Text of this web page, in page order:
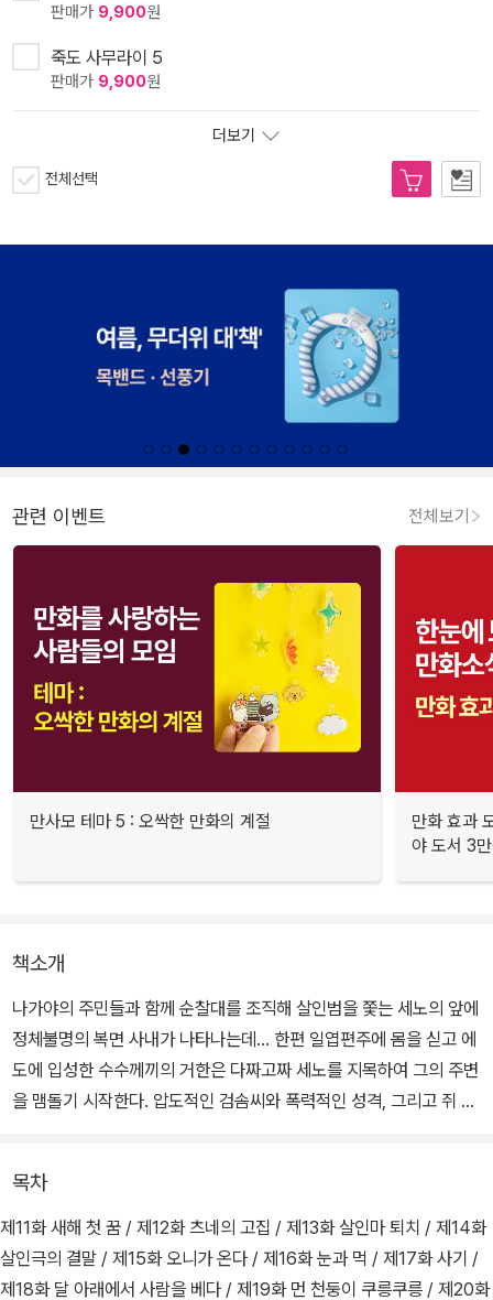
판매가 9,900원
죽도 사무라이 5
판매가 9,900원
더보기
전체선택
관련 이벤트 전체보기
만사모 테마 5 : 오싹한 만화의 계절
만화 효과
야 도서 3
책소개
나가야의 주민들과 함께 순찰대를 조직해 살인범을 쫓는 세노의 앞에
정체불명의 복면 사내가 나타나는데… 한편 일엽편주에 몸을 싣고 에
도에 입성한 수수께끼의 거한은 다짜고짜 세노를 지목하여 그의 주변
을 맴돌기 시작한다. 압도적인 검솜씨와 폭력적인 성격, 그리고 쥐 한
의 앞에서 검조차 뽑을 수 없었으니….
목차
제11화 새해 첫 꿈 / 제12화 츠네의 고집 / 제13화 살인마 퇴치 / 제14화
살인극의 결말 / 제15화 오니가 온다 / 제16화 눈과 먹 / 제17화 사기 /
제18화 달 아래에서 사람을 베다 / 제19화 먼 천둥이 쿠릉쿠릉 / 제20화